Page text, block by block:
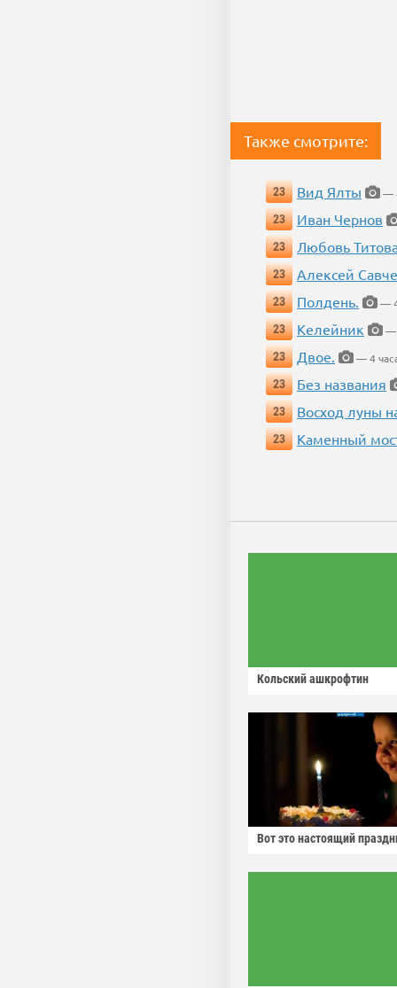
Также смотрите:
23 Вид Ялты
—
23
Иван Чернов
23
Любовь
23
Алексей
23
Полдень.
—
23
Келейник
—
23
Двое.
— 4
23
Без названия
23
Восход луны
23
Каменный
Кольский ашкрофтин
Вот это настоящий